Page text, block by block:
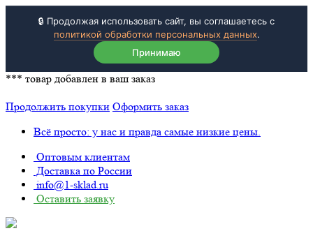
🔒 Продолжая использовать сайт, вы соглашаетесь с
политикой обработки персональных данных.
Принимаю
*** товар добавлен в ваш заказ
Продолжить покупки Оформить заказ
Всё просто: у нас и правда самые низкие цены.
Оптовым клиентам
Доставка по России
info@1-sklad.ru
Оставить заявку